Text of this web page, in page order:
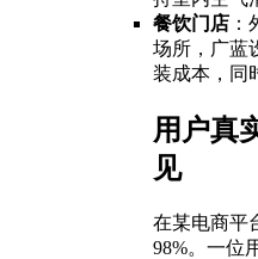
餐饮门店
场所，广蓝
装成本，同
用户真
见
在某电商平
98%。一位